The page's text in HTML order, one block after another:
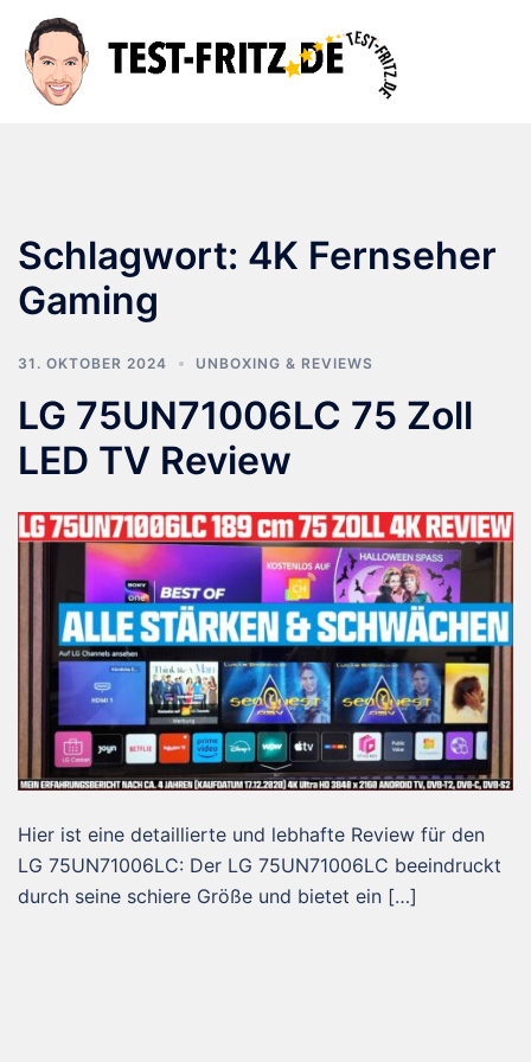
Inhalt
springen
Schlagwort: 4K Fernseher
Gaming
31. OKTOBER 2024 UNBOXING & REVIEWS
LG 75UN71006LC 75 Zoll
LED TV Review
Hier ist eine detaillierte und lebhafte Review für den
LG 75UN71006LC: Der LG 75UN71006LC beeindruckt
durch seine schiere Größe und bietet ein […]